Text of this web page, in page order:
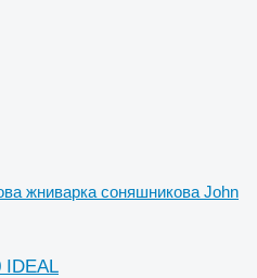
жниварка соняшникова John
IDEAL